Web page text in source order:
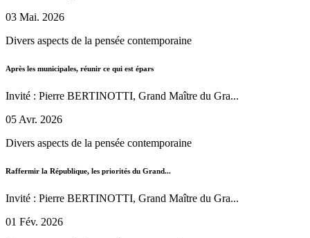
03 Mai. 2026
Divers aspects de la pensée contemporaine
Après les municipales, réunir ce qui est épars
Invité : Pierre BERTINOTTI, Grand Maître du Gra...
05 Avr. 2026
Divers aspects de la pensée contemporaine
Raffermir la République, les priorités du Grand...
Invité : Pierre BERTINOTTI, Grand Maître du Gra...
01 Fév. 2026